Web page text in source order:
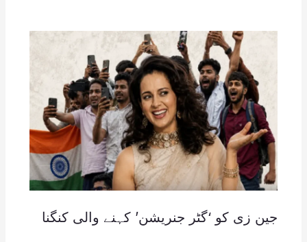
جین زی کو ‘گٹر جنریشن’ کہنے والی کنگنا